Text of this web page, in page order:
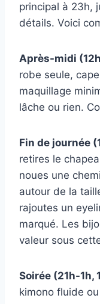
principal à 23h,
détails. Voici
Après-midi
robe seule,
maquillage
lâche ou rien.
Fin de journée
retires le
noues une
autour de la
rajoutes un
marqué. Les
valeur sous
Soirée (21h-1h,
kimono fluide